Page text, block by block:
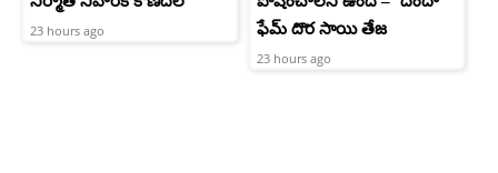
23 hours ago
ఫేమ్ దొర సాయి తేజ
23 hours ago